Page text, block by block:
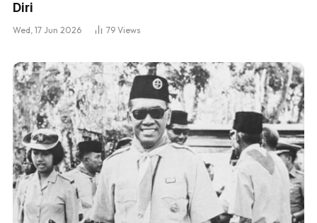
Diri
Wed, 17 Jun 2026 79 Views